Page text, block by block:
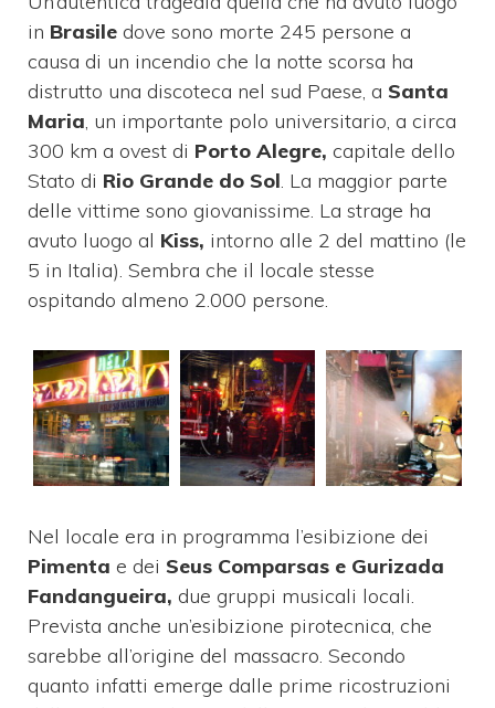
in Brasile dove sono morte 245 persone a
causa di un incendio che la notte scorsa ha
distrutto una discoteca nel sud Paese, a Santa
Maria, un importante polo universitario, a circa
300 km a ovest di Porto Alegre, capitale dello
Stato di Rio Grande do Sol. La maggior parte
delle vittime sono giovanissime. La strage ha
avuto luogo al Kiss, intorno alle 2 del mattino (le
5 in Italia). Sembra che il locale stesse
ospitando almeno 2.000 persone.
Nel locale era in programma l’esibizione dei
Pimenta e dei Seus Comparsas e Gurizada
Fandangueira, due gruppi musicali locali.
Prevista anche un’esibizione pirotecnica, che
sarebbe all’origine del massacro. Secondo
quanto infatti emerge dalle prime ricostruzioni